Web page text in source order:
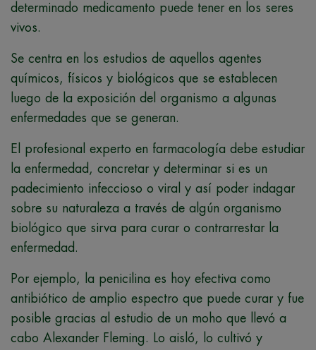
determinado medicamento puede tener en los seres
vivos.
Se centra en los estudios de aquellos agentes
químicos, físicos y biológicos que se establecen
luego de la exposición del organismo a algunas
enfermedades que se generan.
El profesional experto en farmacología debe estudiar
la enfermedad, concretar y determinar si es un
padecimiento infeccioso o viral y así poder indagar
sobre su naturaleza a través de algún organismo
biológico que sirva para curar o contrarrestar la
enfermedad.
Por ejemplo, la penicilina es hoy efectiva como
antibiótico de amplio espectro que puede curar y fue
posible gracias al estudio de un moho que llevó a
cabo Alexander Fleming. Lo aisló, lo cultivó y